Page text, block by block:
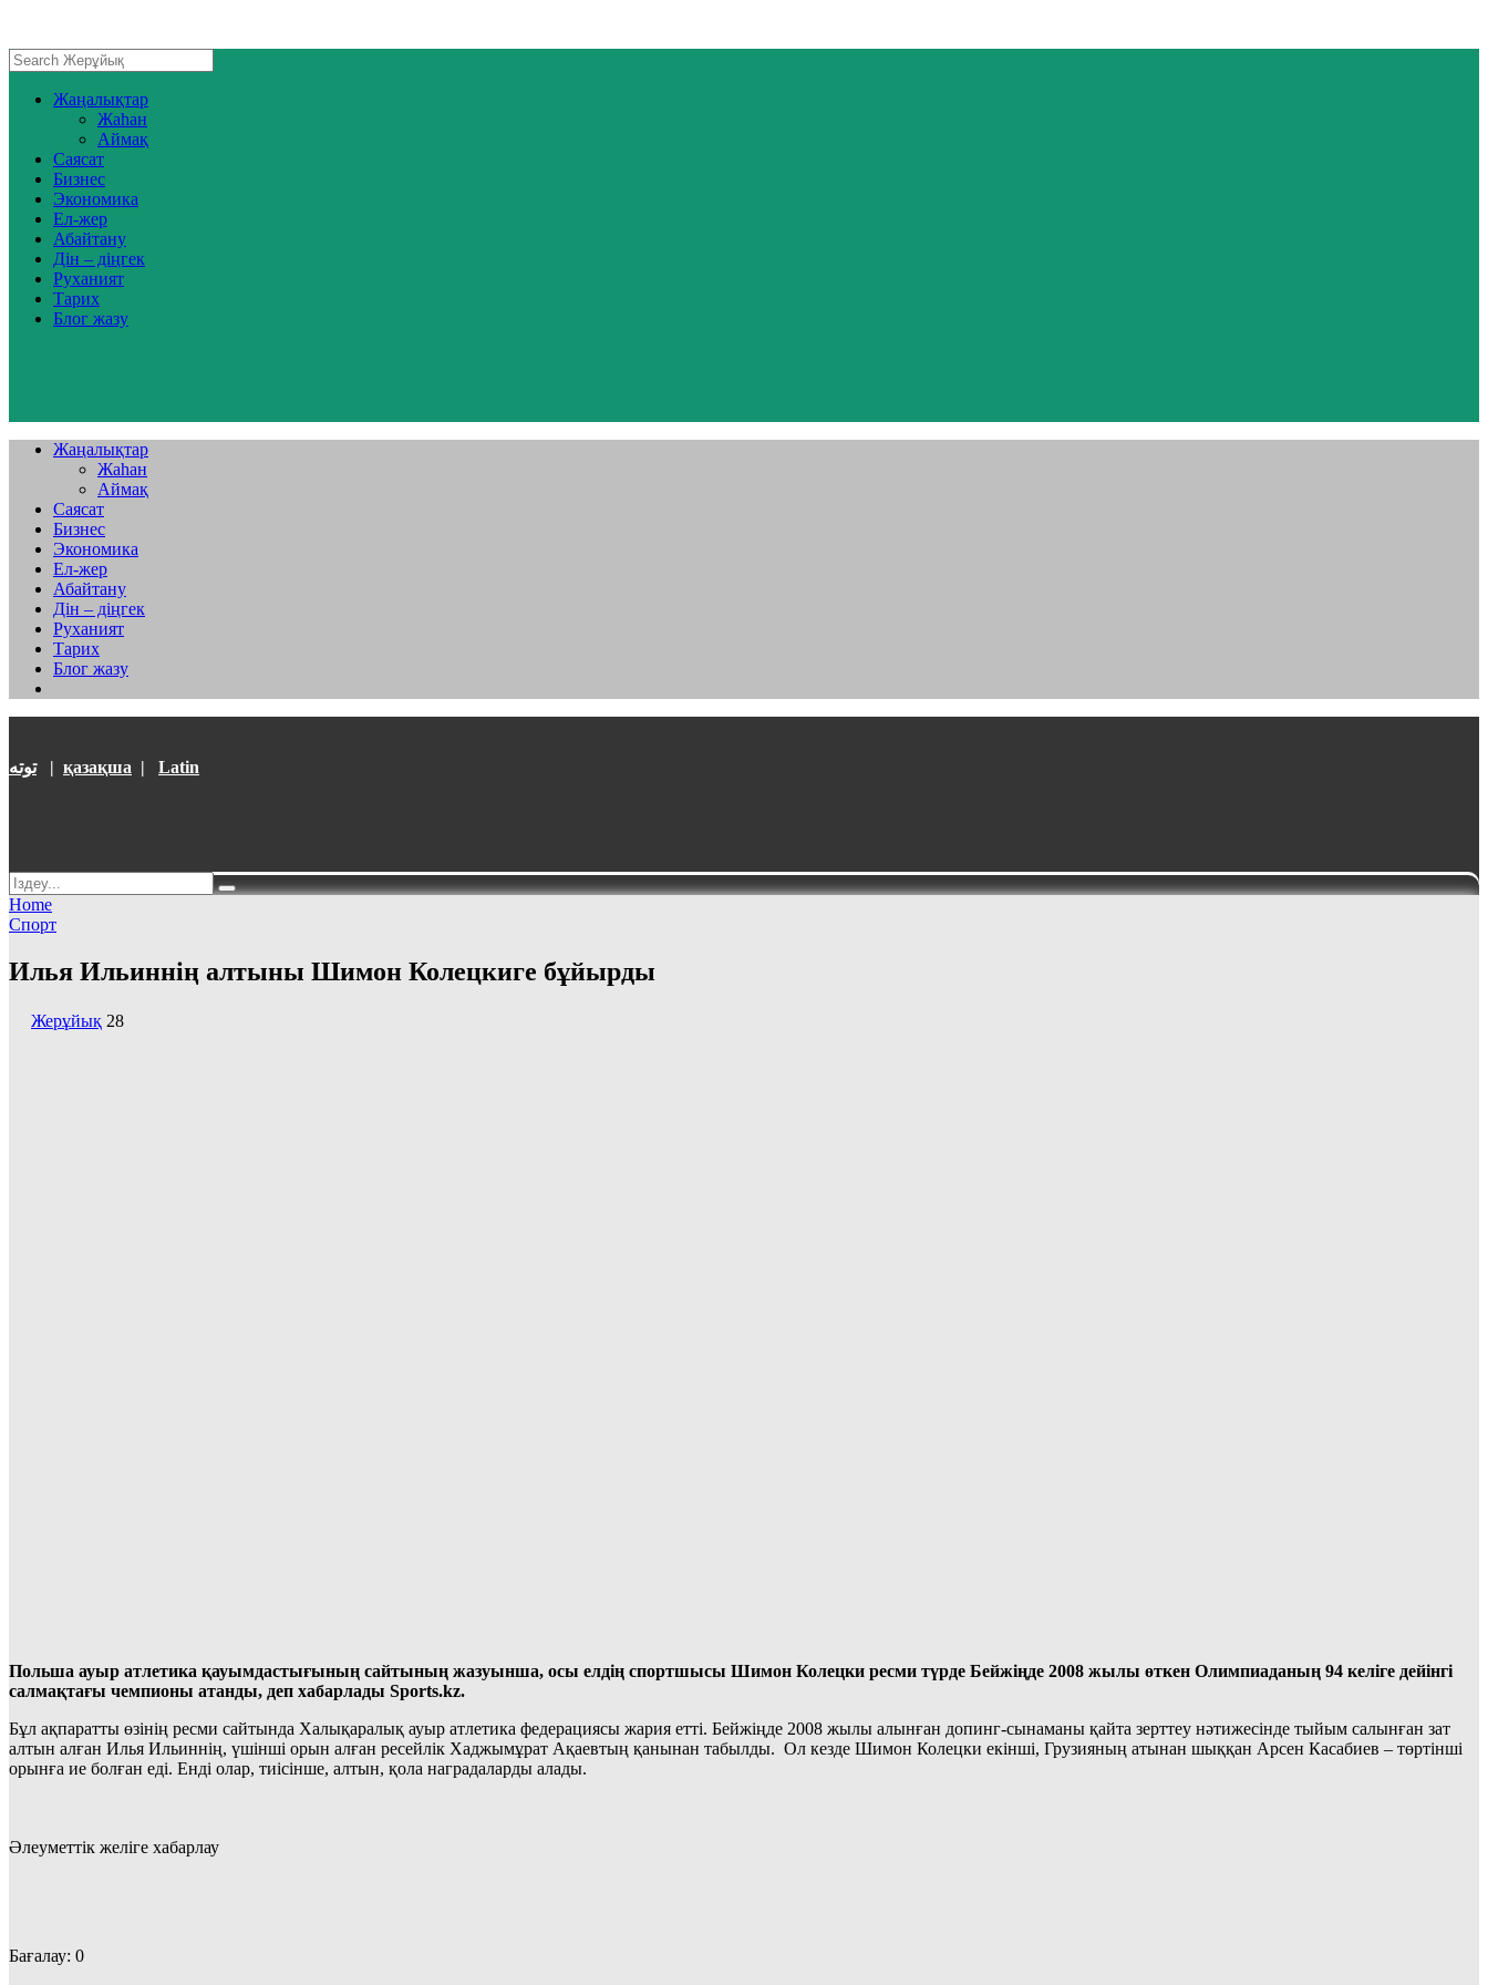
Жаңалықтар
Жаһан
Аймақ
Саясат
Бизнес
Экономика
Ел-жер
Абайтану
Дін – діңгек
Руханият
Тарих
Блог жазу
Жаңалықтар
Жаһан
Аймақ
Саясат
Бизнес
Экономика
Ел-жер
Абайтану
Дін – діңгек
Руханият
Тарих
Блог жазу
توتە| қазақша | Latin
Home
Спорт
Илья Ильиннің алтыны Шимон Колецкиге бұйырды
Жерұйық 28
Польша ауыр атлетика қауымдастығының сайтының жазуынша, осы елдің спортшысы Шимон Колецки ресми түрде Бейжіңде 2008 жылы өткен Олимпиаданың 94 келіге дейінгі
салмақтағы чемпионы атанды, деп хабарлады Sports.kz.
Бұл ақпаратты өзінің ресми сайтында Халықаралық ауыр атлетика федерациясы жария етті. Бейжіңде 2008 жылы алынған допинг-сынаманы қайта зерттеу нәтижесінде тыйым салынған зат
алтын алған Илья Ильиннің, үшінші орын алған ресейлік Хаджымұрат Ақаевтың қанынан табылды. Ол кезде Шимон Колецки екінші, Грузияның атынан шыққан Арсен Касабиев – төртінші
орынға ие болған еді. Енді олар, тиісінше, алтын, қола наградаларды алады.
Әлеуметтік желіге хабарлау
Бағалау: 0